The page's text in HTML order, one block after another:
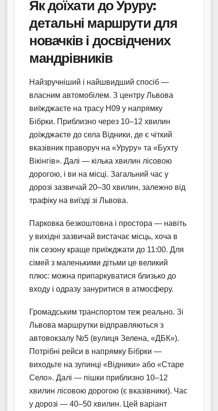
Як доїхати до Уруру:
детальні маршрути для
новачків і досвідчених
мандрівників
Найзручніший і найшвидший спосіб —
власним автомобілем. З центру Львова
виїжджаєте на трасу Н09 у напрямку
Бібрки. Приблизно через 10–12 хвилин
доїжджаєте до села Відники, де є чіткий
вказівник праворуч на «Уруру» та «Бухту
Вікінгів». Далі — кілька хвилин лісовою
дорогою, і ви на місці. Загальний час у
дорозі зазвичай 20–30 хвилин, залежно від
трафіку на виїзді зі Львова.
Парковка безкоштовна і простора — навіть
у вихідні зазвичай вистачає місць, хоча в
пік сезону краще приїжджати до 11:00. Для
сімей з маленькими дітьми це великий
плюс: можна припаркуватися близько до
входу і одразу зануритися в атмосферу.
Громадським транспортом теж реально. Зі
Львова маршрутки відправляються з
автовокзалу №5 (вулиця Зелена, «ДБК»).
Потрібні рейси в напрямку Бібрки —
виходьте на зупинці «Відники» або «Старе
Село». Далі — пішки приблизно 10–12
хвилин лісовою дорогою (є вказівники). Час
у дорозі — 40–50 хвилин. Цей варіант